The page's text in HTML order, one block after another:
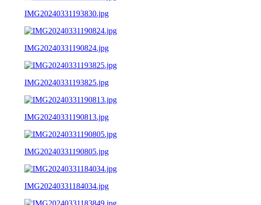
IMG20240331193830.jpg
IMG20240331190824.jpg
IMG20240331193825.jpg
IMG20240331190813.jpg
IMG20240331190805.jpg
IMG20240331184034.jpg